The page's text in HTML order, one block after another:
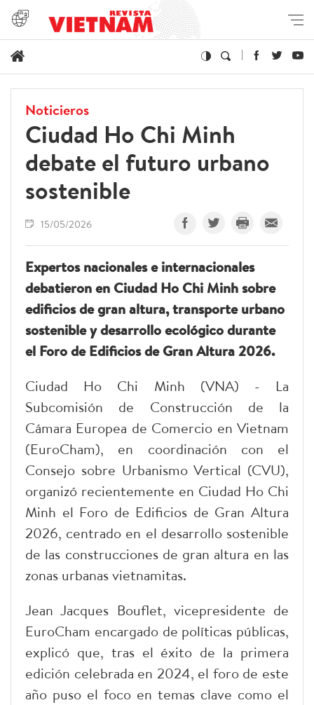
Noticieros
Ciudad Ho Chi Minh
debate el futuro urbano
sostenible
15/05/2026
Expertos nacionales e internacionales
debatieron en Ciudad Ho Chi Minh sobre
edificios de gran altura, transporte urbano
sostenible y desarrollo ecológico durante
el Foro de Edificios de Gran Altura 2026.
Ciudad Ho Chi Minh (VNA) - La
Subcomisión de Construcción de la
Cámara Europea de Comercio en Vietnam
(EuroCham), en coordinación con el
Consejo sobre Urbanismo Vertical (CVU),
organizó recientemente en Ciudad Ho Chi
Minh el Foro de Edificios de Gran Altura
2026, centrado en el desarrollo sostenible
de las construcciones de gran altura en las
zonas urbanas vietnamitas.
Jean Jacques Bouflet, vicepresidente de
EuroCham encargado de políticas públicas,
explicó que, tras el éxito de la primera
edición celebrada en 2024, el foro de este
año puso el foco en temas clave como el